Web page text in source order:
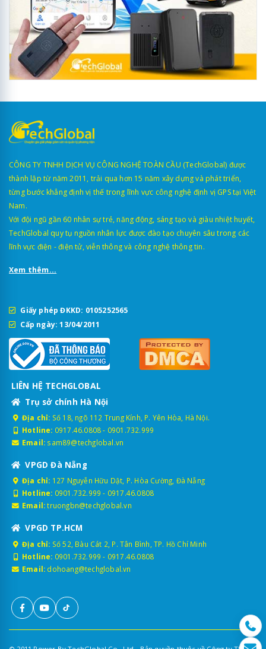
CÔNG TY TNHH DỊCH VỤ CÔNG NGHỆ TOÀN CẦU (TechGlobal) được
thành lập từ năm 2011, trải qua hơn 15 năm xây dựng và phát triển,
từng bước khẳng định vị thế trong lĩnh vực công nghệ định vị GPS tại Việt
Nam.
Với đội ngũ gần 60 nhân sự trẻ, năng động, sáng tạo và giàu nhiệt huyết,
TechGlobal quy tụ nguồn nhân lực được đào tạo chuyên sâu trong các
lĩnh vực điện - điện tử, viễn thông và công nghệ thông tin.
Xem thêm...
Giấy phép ĐKKD: 0105252565
Cấp ngày: 13/04/2011
LIÊN HỆ TECHGLOBAL
Trụ sở chính Hà Nội
Địa chỉ: Số 18, ngõ 112 Trung Kính, P. Yên Hòa, Hà Nội.
Hotline: 0917.46.0808- 0901.732.999
Email: sam89@techglobal.vn
VPGD Đà Nẵng
Địa chỉ: 127 Nguyễn Hữu Dật, P. Hòa Cường, Đà Nẵng
Hotline: 0901.732.999 - 0917.46.0808
Email: truongbn@techglobal.vn
VPGD TP.HCM
Địa chỉ: Số 52, Bàu Cát 2, P. Tân Bình, TP. Hồ Chí Minh
Hotline: 0901.732.999 - 0917.46.0808
Email: dohoang@techglobal.vn